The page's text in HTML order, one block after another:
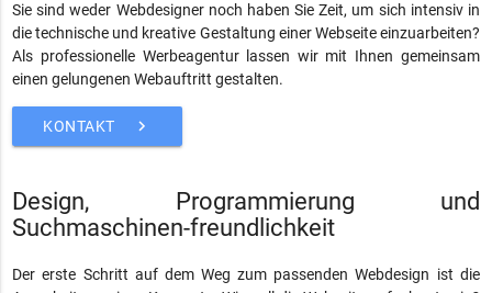
Sie sind weder Webdesigner noch haben Sie Zeit, um sich intensiv in
die technische und kreative Gestaltung einer Webseite einzuarbeiten?
Als professionelle Werbeagentur lassen wir mit Ihnen gemeinsam
einen gelungenen Webauftritt gestalten.
keyboard_arrow_right
KONTAKT
Design, Programmierung und
Suchmaschinen-freundlichkeit
Der erste Schritt auf dem Weg zum passenden Webdesign ist die